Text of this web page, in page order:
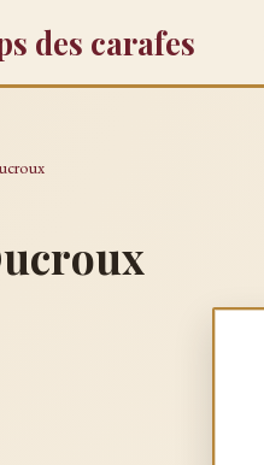
des carafes